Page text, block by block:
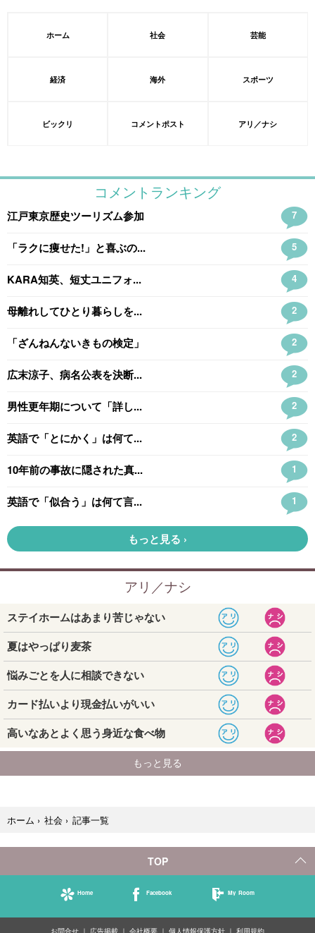
ホーム 社会 芸能
経済 海外 スポーツ
ビックリ コメントポスト アリ／ナシ
ホーム › 社会 › 記事一覧
TOP
Home Facebook My Room
お問合せ 広告掲載 会社概要 個人情報保護方針 利用規約